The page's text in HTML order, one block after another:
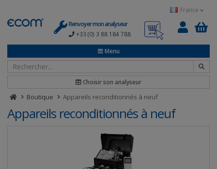
France
Renvoyer mon analyseur
+33 (0) 3 88 184 788
0
Menu
Choisir son analyseur
Boutique Appareils reconditionnés à neuf
Appareils reconditionnés à neuf